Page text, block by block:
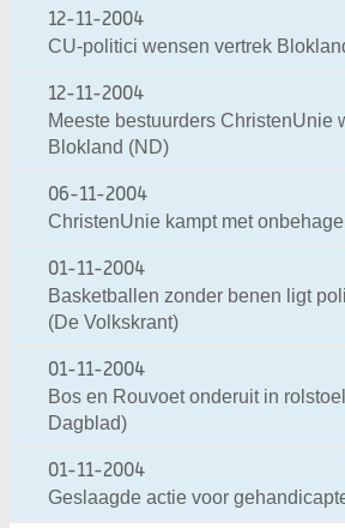
12-11-2004
CU-politici wensen vertrek
12-11-2004
Meeste bestuurders ChristenUnie
Blokland (ND)
06-11-2004
ChristenUnie kampt met
01-11-2004
Basketballen zonder benen ligt
(De Volkskrant)
01-11-2004
Bos en Rouvoet onderuit in
Dagblad)
01-11-2004
Geslaagde actie voor